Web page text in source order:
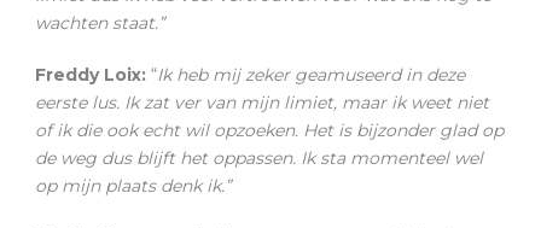
wachten staat.”
Freddy Loix: “Ik heb mij zeker geamuseerd in deze
eerste lus. Ik zat ver van mijn limiet, maar ik weet niet
of ik die ook echt wil opzoeken. Het is bijzonder glad op
de weg dus blijft het oppassen. Ik sta momenteel wel
op mijn plaats denk ik.”